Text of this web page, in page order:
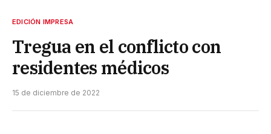
EDICIÓN IMPRESA
Tregua en el conflicto con
residentes médicos
15 de diciembre de 2022